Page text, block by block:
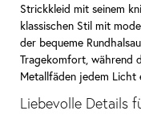
Strickkleid mit seinem
klassischen Stil mit
der bequeme
Tragekomfort, während
Metallfäden jedem Licht
Liebevolle Details